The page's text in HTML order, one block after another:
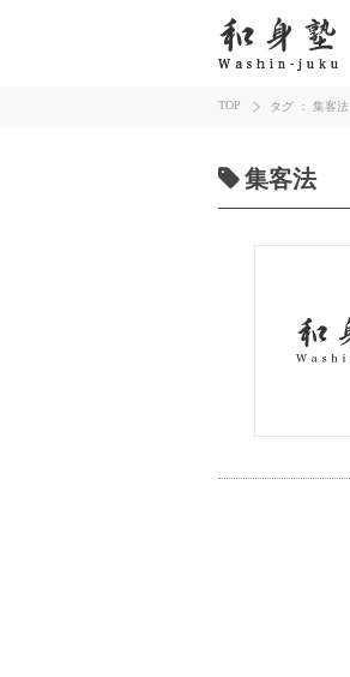
TOP タグ ： 集客法
集客法